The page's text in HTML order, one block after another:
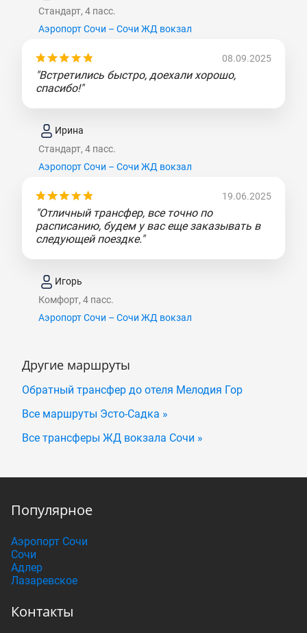
Стандарт, 4 пасс.
Аэропорт Сочи – Сочи ЖД вокзал
08.09.2025
"Встретились быстро, доехали хорошо,
спасибо!"
Ирина
Стандарт, 4 пасс.
Аэропорт Сочи – Сочи ЖД вокзал
19.06.2025
"Отличный трансфер, все точно по
расписанию, будем у вас еще заказывать в
следующей поездке."
Игорь
Комфорт, 4 пасс.
Аэропорт Сочи – Сочи ЖД вокзал
Другие маршруты
Обратный трансфер до отеля Мелодия Гор
Все маршруты Эсто-Садка »
Все трансферы ЖД вокзала Сочи »
Популярное
Аэропорт Сочи
Сочи
Адлер
Лазаревское
Контакты